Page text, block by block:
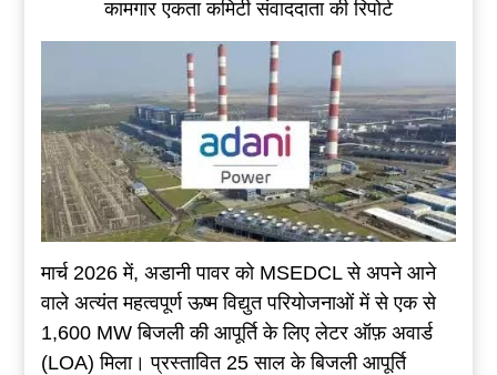
कामगार एकता कमिटी संवाददाता की रिपोर्ट
मार्च 2026 में, अडानी पावर को MSEDCL से अपने आने
वाले अत्यंत महत्वपूर्ण ऊष्म विद्युत परियोजनाओं में से एक से
1,600 MW बिजली की आपूर्ति के लिए लेटर ऑफ़ अवार्ड
(LOA) मिला। प्रस्तावित 25 साल के बिजली आपूर्ति